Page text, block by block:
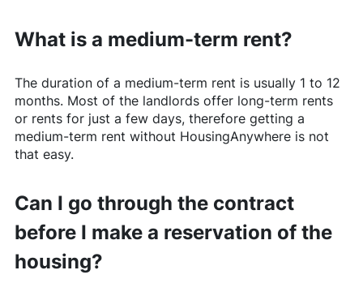
What is a medium-term rent?
The duration of a medium-term rent is usually 1 to 12
months. Most of the landlords offer long-term rents
or rents for just a few days, therefore getting a
medium-term rent without HousingAnywhereis not
that easy.
Can I go through the contract
before I make a reservation of the
housing?